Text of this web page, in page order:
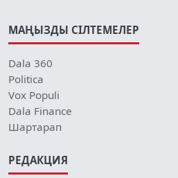
МАҢЫЗДЫ СІЛТЕМЕЛЕР
Dala 360
Politica
Vox Populi
Dala Finance
Шартарап
РЕДАКЦИЯ